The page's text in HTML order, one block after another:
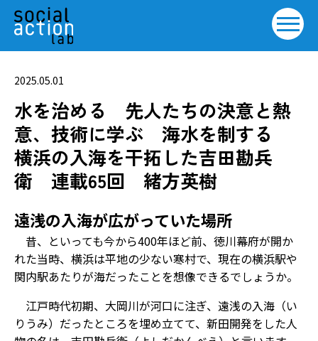
2025.05.01
水を治める 先人たちの決意と熱
意、技術に学ぶ 海水を制する
横浜の入海を干拓した吉田勘兵
衛 連載65回 緒方英樹
遠浅の入海が広がっていた場所
昔、といっても今から400年ほど前、徳川幕府が開か
れた当時、横浜は平地の少ない寒村で、現在の横浜駅や
関内駅あたりが海だったことを想像できるでしょうか。
江戸時代初期、大岡川が河口に注ぎ、遠浅の入海（い
りうみ）だったところを埋め立てて、新田開発をした人